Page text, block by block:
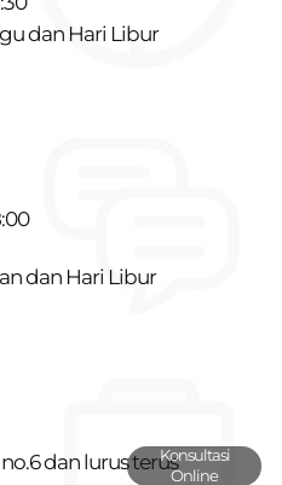
dan Hari Libur
dan Hari Libur
dan lurus terusKonsultasi
Online